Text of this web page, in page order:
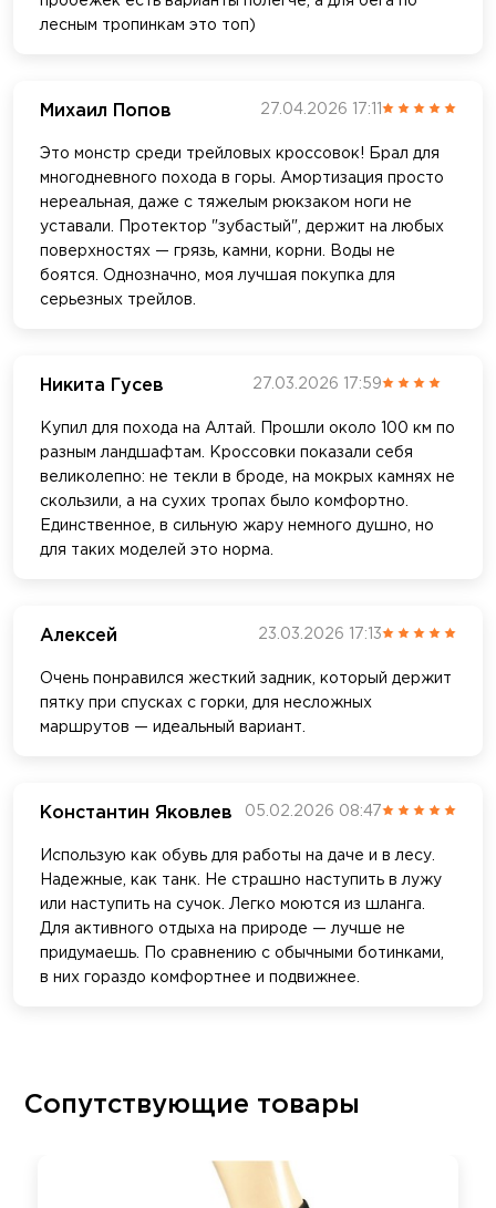
лесным тропинкам это топ)
Михаил Попов 27.04.2026 17:11
Это монстр среди трейловых кроссовок! Брал для
многодневного похода в горы. Амортизация просто
нереальная, даже с тяжелым рюкзаком ноги не
уставали. Протектор "зубастый", держит на любых
поверхностях — грязь, камни, корни. Воды не
боятся. Однозначно, моя лучшая покупка для
серьезных трейлов.
Никита Гусев 27.03.2026 17:59
Купил для похода на Алтай. Прошли около 100 км по
разным ландшафтам. Кроссовки показали себя
великолепно: не текли в броде, на мокрых камнях не
скользили, а на сухих тропах было комфортно.
Единственное, в сильную жару немного душно, но
для таких моделей это норма.
Алексей 23.03.2026 17:13
Очень понравился жесткий задник, который держит
пятку при спусках с горки, для несложных
маршрутов — идеальный вариант.
Константин Яковлев 05.02.2026 08:47
Использую как обувь для работы на даче и в лесу.
Надежные, как танк. Не страшно наступить в лужу
или наступить на сучок. Легко моются из шланга.
Для активного отдыха на природе — лучше не
придумаешь. По сравнению с обычными ботинками,
в них гораздо комфортнее и подвижнее.
Сопутствующие товары